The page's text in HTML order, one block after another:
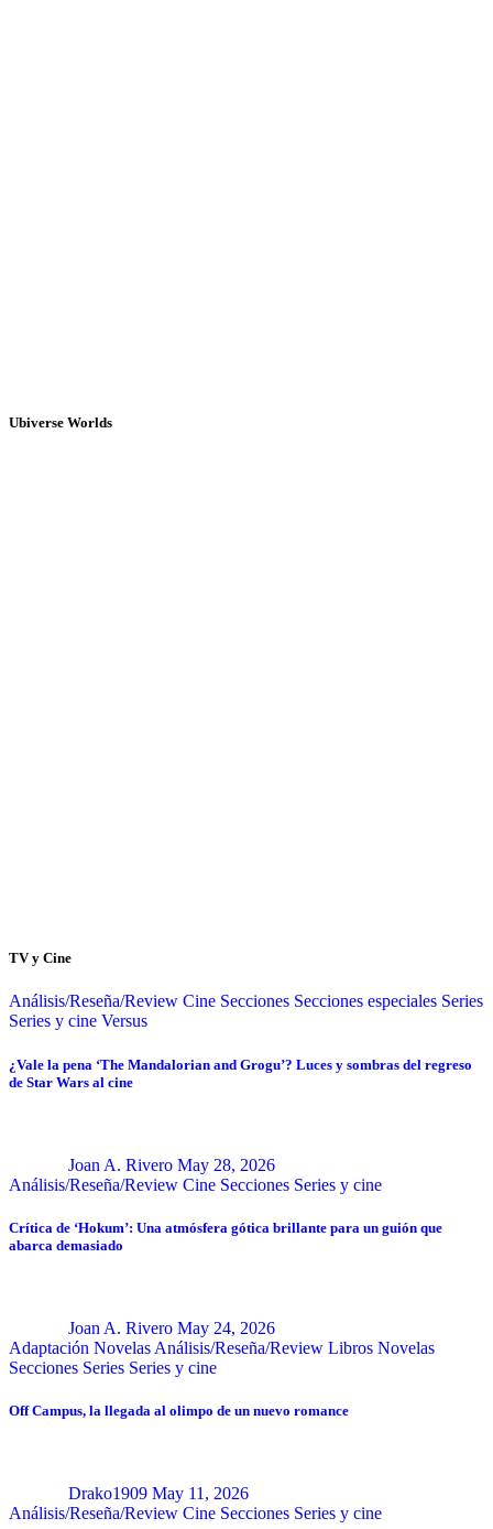
Ubiverse Worlds
TV y Cine
Análisis/Reseña/Review Cine Secciones Secciones especiales Series
Series y cine Versus
¿Vale la pena ‘The Mandalorian and Grogu’? Luces y sombras del regreso
de Star Wars al cine
Joan A. Rivero May 28, 2026
Análisis/Reseña/Review Cine Secciones Series y cine
Crítica de ‘Hokum’: Una atmósfera gótica brillante para un guión que
abarca demasiado
Joan A. Rivero May 24, 2026
Adaptación Novelas Análisis/Reseña/Review Libros Novelas
Secciones Series Series y cine
Off Campus, la llegada al olimpo de un nuevo romance
Drako1909 May 11, 2026
Análisis/Reseña/Review Cine Secciones Series y cine